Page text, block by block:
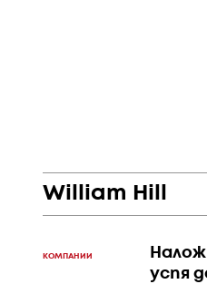
William Hill
КОМПАНИИ
успя